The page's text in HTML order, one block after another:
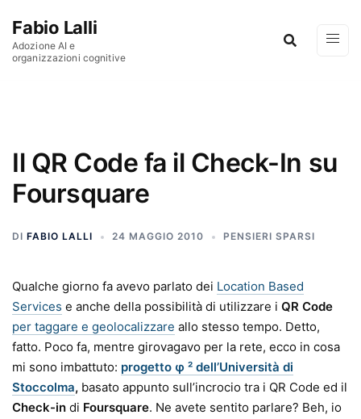
Fabio Lalli
Adozione AI e
organizzazioni cognitive
Il QR Code fa il Check-In su
Foursquare
DI FABIO LALLI 24 MAGGIO 2010 PENSIERI SPARSI
Qualche giorno fa avevo parlato dei Location Based
Services e anche della possibilità di utilizzare i QR Code
per taggare e geolocalizzare allo stesso tempo. Detto,
fatto. Poco fa, mentre girovagavo per la rete, ecco in cosa
mi sono imbattuto: progetto φ ² dell’Università di
Stoccolma, basato appunto sull’incrocio tra i QR Code ed il
Check-in di Foursquare. Ne avete sentito parlare? Beh, io